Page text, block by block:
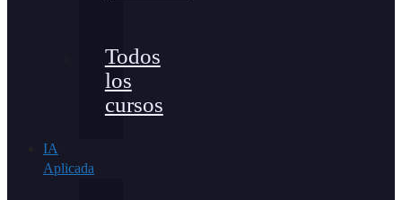
Todos
los
cursos
IA
Aplicada